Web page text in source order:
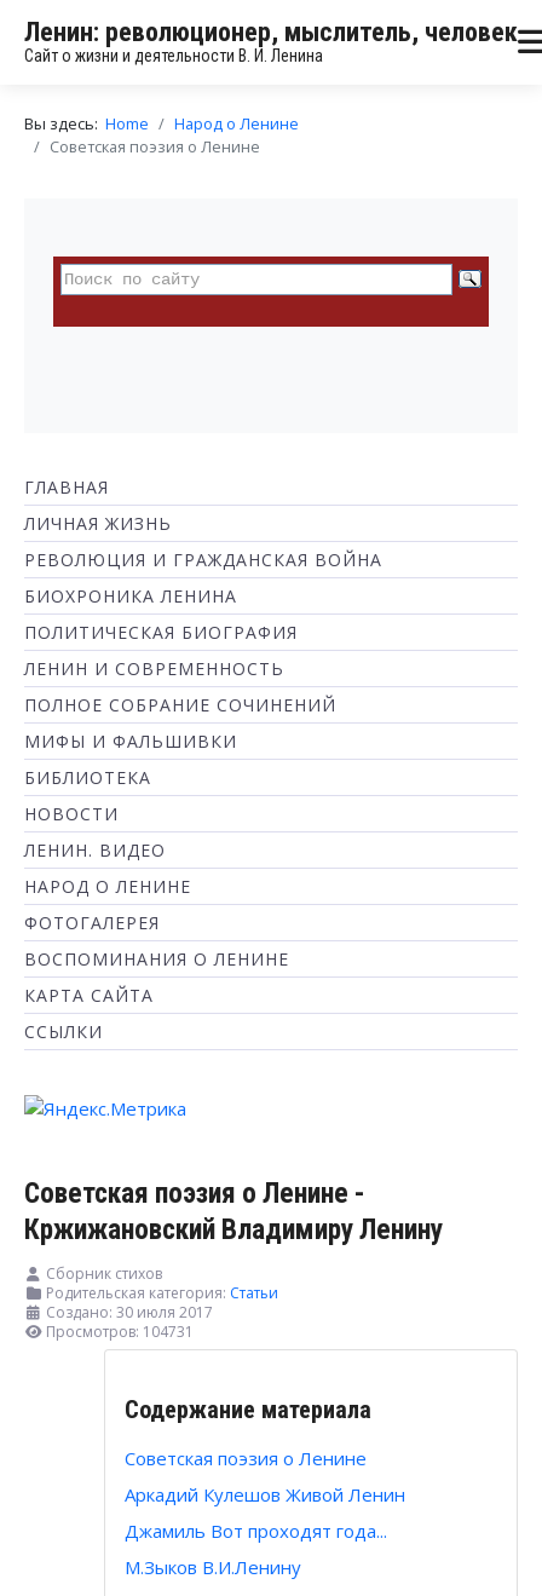
Ленин: революционер, мыслитель, человек
Сайт о жизни и деятельности В. И. Ленина
Вы здесь: Home
Народ о Ленине
Советская поэзия о Ленине
ГЛАВНАЯ
ЛИЧНАЯ ЖИЗНЬ
РЕВОЛЮЦИЯ И ГРАЖДАНСКАЯ ВОЙНА
БИОХРОНИКА ЛЕНИНА
ПОЛИТИЧЕСКАЯ БИОГРАФИЯ
ЛЕНИН И СОВРЕМЕННОСТЬ
ПОЛНОЕ СОБРАНИЕ СОЧИНЕНИЙ
МИФЫ И ФАЛЬШИВКИ
БИБЛИОТЕКА
НОВОСТИ
ЛЕНИН. ВИДЕО
НАРОД О ЛЕНИНЕ
ФОТОГАЛЕРЕЯ
ВОСПОМИНАНИЯ О ЛЕНИНЕ
КАРТА САЙТА
ССЫЛКИ
Советская поэзия о Ленине -
Кржижановский Владимиру Ленину
Сборник стихов
Родительская категория: Статьи
Создано: 30 июля 2017
Просмотров: 104731
Содержание материала
Советская поэзия о Ленине
Аркадий Кулешов Живой Ленин
Джамиль Вот проходят года...
М.Зыков В.И.Ленину